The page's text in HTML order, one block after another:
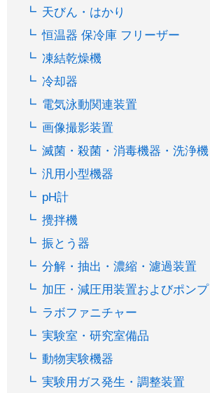
天びん・はかり
恒温器 保冷庫 フリーザー
凍結乾燥機
冷却器
電気泳動関連装置
画像撮影装置
滅菌・殺菌・消毒機器・洗浄機
汎用小型機器
pH計
攪拌機
振とう器
分解・抽出・濃縮・濾過装置
加圧・減圧用装置およびポンプ
ラボファニチャー
実験室・研究室備品
動物実験機器
実験用ガス発生・調整装置